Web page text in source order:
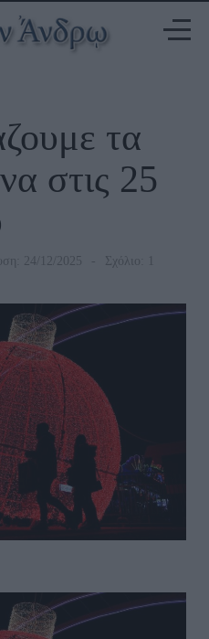
τα
στις 25
24/12/2025 Σχόλιο: 1